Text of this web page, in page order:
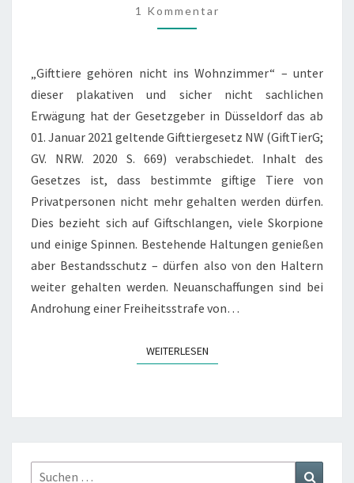
IN
NRW
1 Kommentar
„Gifttiere gehören nicht ins Wohnzimmer“ – unter
dieser plakativen und sicher nicht sachlichen
Erwägung hat der Gesetzgeber in Düsseldorf das ab
01. Januar 2021 geltende Gifttiergesetz NW (GiftTierG;
GV. NRW. 2020 S. 669) verabschiedet. Inhalt des
Gesetzes ist, dass bestimmte giftige Tiere von
Privatpersonen nicht mehr gehalten werden dürfen.
Dies bezieht sich auf Giftschlangen, viele Skorpione
und einige Spinnen. Bestehende Haltungen genießen
aber Bestandsschutz – dürfen also von den Haltern
weiter gehalten werden. Neuanschaffungen sind bei
Androhung einer Freiheitsstrafe von…
WEITERLESENWEITERLESEN
Suchen